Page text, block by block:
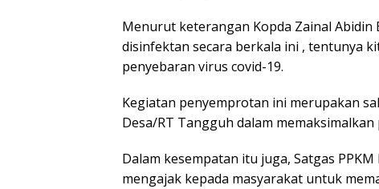
Menurut keterangan Kopda Zainal
disinfektan secara berkala ini , tentunya
penyebaran virus covid-19.
Kegiatan penyemprotan ini merupakan
Desa/RT Tangguh dalam
Dalam kesempatan itu juga, Satgas
mengajak kepada masyarakat untuk